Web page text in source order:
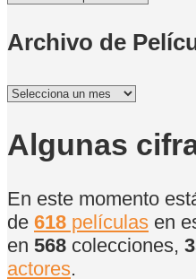
Archivo de
Archivo
Películas
Algunas
En este momento
de 618 películas en
en 568 colecciones,
actores.